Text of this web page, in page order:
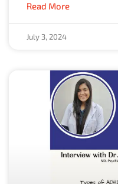
Read More
July 3, 2024